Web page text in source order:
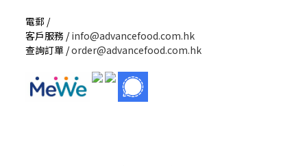
電郵 /
客戶服務 /info@advancefood.com.hk
查詢訂單 /order@advancefood.com.hk